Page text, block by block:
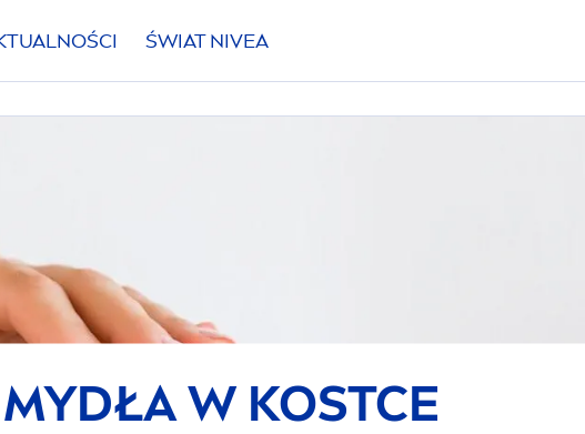
ŚWIATNIVEA
MYDŁA W KOSTCE